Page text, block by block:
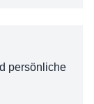
persönliche